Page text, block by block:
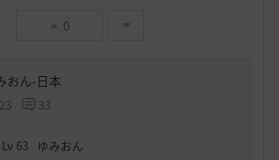
0
おん-日本
23 33
Lv 63 ゆみおん